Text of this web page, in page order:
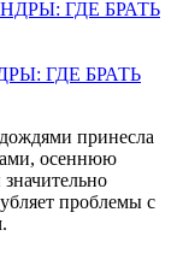
ГДЕ БРАТЬ
принесла
осеннюю
проблемы с